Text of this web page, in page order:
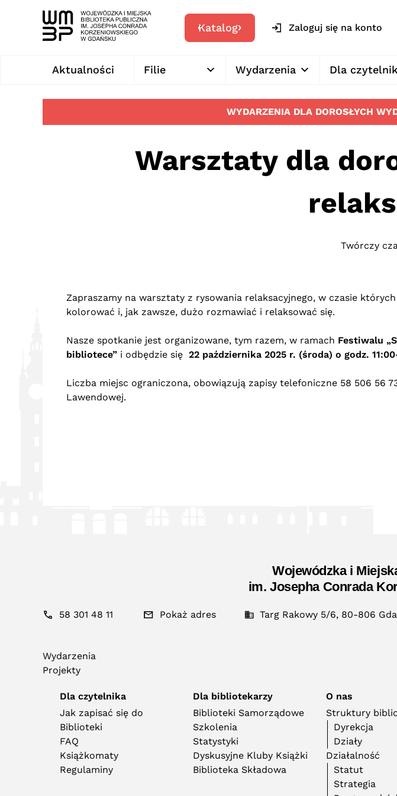
Katalog Zaloguj się na konto
Aktualności Filie Wydarzenia Dla
WYDARZENIA DLA DOROSŁYCH
Warsztaty dla
Twórczy
Zapraszamy na warsztaty z rysowania relaksacyjnego, w czasie
kolorować i, jak zawsze, dużo rozmawiać i relaksować się.
Nasze spotkanie jest organizowane, tym razem, w ramach Festiwalu
bibliotece” i odbędzie się 22 października 2025 r. (środa) o godz.
Liczba miejsc ograniczona, obowiązują zapisy telefoniczne 58 506 56
Lawendowej.
Wojewódzka i
im. Josepha Conrada
58 301 48 11 Pokaż adres Targ Rakowy 5/6, 80-806
Wydarzenia
Projekty
Dla czytelnika
Jak zapisać się do
Biblioteki
FAQ
Książkomaty
Regulaminy
Dla bibliotekarzy
Biblioteki Samorządowe
Szkolenia
Statystyki
Dyskusyjne Kluby Książki
Biblioteka Składowa
O nas
Struktury
Dyrekcja
Działy
Działalność
Statut
Strategia